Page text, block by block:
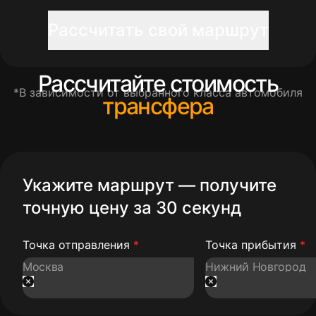
*В зависимости от выбранного класса автомобиля
Рассчитайте стоимость
трансфера
Укажите маршрут — получите
точную цену за 30 секунд
Точка отправления * Точка прибытия *